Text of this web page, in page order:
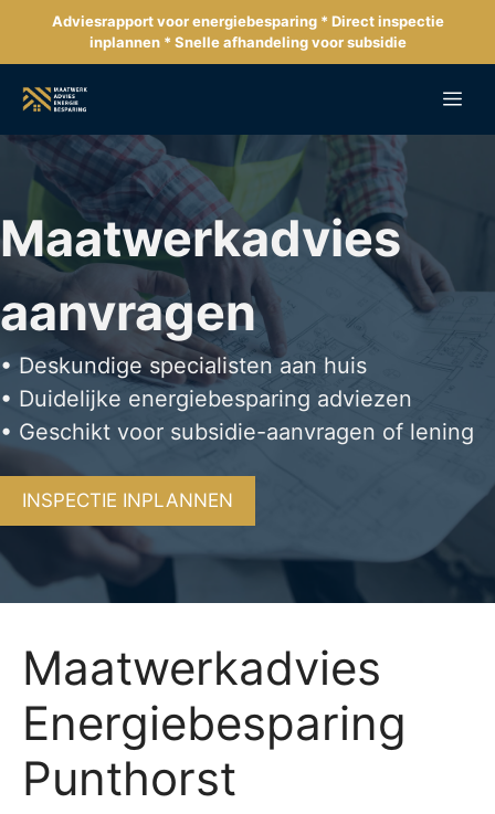
de
inhoud
Adviesrapport voor energiebesparing * Direct inspectie
inplannen * Snelle afhandeling voor subsidie
Maatwerkadvies
aanvragen
• Deskundige specialisten aan huis
• Duidelijke energiebesparing adviezen
• Geschikt voor subsidie-aanvragen of lening
INSPECTIE INPLANNEN
Maatwerkadvies
Energiebesparing
Punthorst